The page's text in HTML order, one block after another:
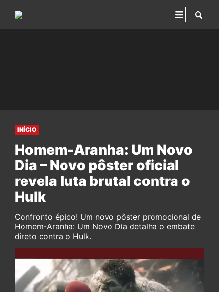
INÍCIO
Homem-Aranha: Um Novo
Dia – Novo pôster oficial
revela luta brutal contra o
Hulk
Confronto épico! Um novo pôster promocional de
Homem-Aranha: Um Novo Dia detalha o embate
direto contra o Hulk.